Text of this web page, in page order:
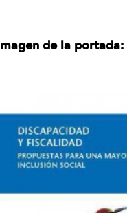
Imagen de la portada: